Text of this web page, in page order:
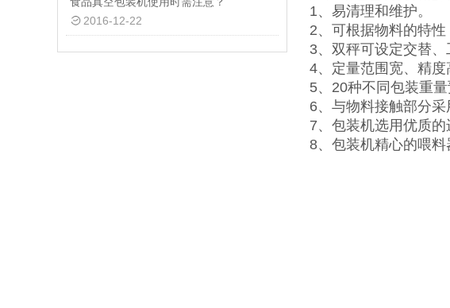
2016-12-22
1、易清理和维护。
2、可根据物料的特性
3、双秤可设定交替、
4、定量范围宽、精度
5、20种不同包装重
6、与物料接触部分
7、包装机选用优质
8、包装机精心的喂